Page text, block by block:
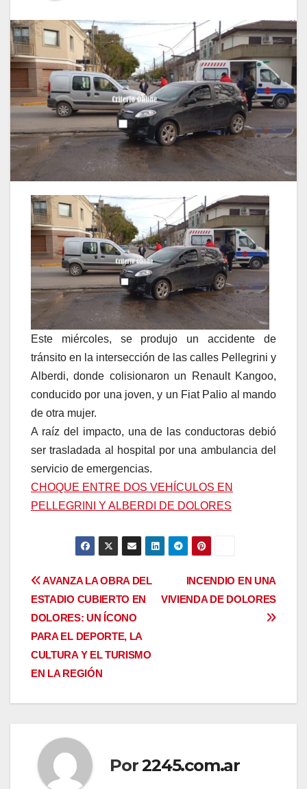
Este miércoles, se produjo un accidente de
tránsito en la intersección de las calles Pellegrini y
Alberdi, donde colisionaron un Renault Kangoo,
conducido por una joven, y un Fiat Palio al mando
de otra mujer.
A raíz del impacto, una de las conductoras debió
ser trasladada al hospital por una ambulancia del
servicio de emergencias.
CHOQUE ENTRE DOS VEHÍCULOS EN
PELLEGRINI Y ALBERDI DE DOLORES
Navegación
de
entradas
INCENDIO EN UNA
VIVIENDA DE DOLORES
AVANZA LA OBRA DEL
ESTADIO CUBIERTO EN
DOLORES: UN ÍCONO
PARA EL DEPORTE, LA
CULTURA Y EL TURISMO
EN LA REGIÓN
Por2245.com.ar